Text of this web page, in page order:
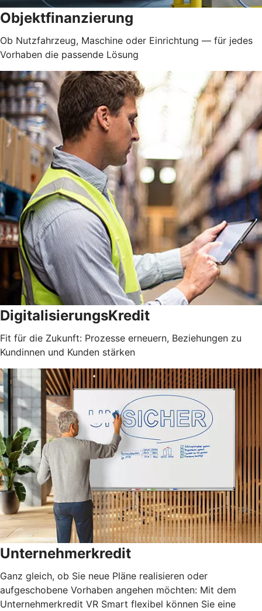
Objektfinanzierung
Ob Nutzfahrzeug, Maschine oder Einrichtung — für jedes
Vorhaben die passende Lösung
DigitalisierungsKredit
Fit für die Zukunft: Prozesse erneuern, Beziehungen zu
Kundinnen und Kunden stärken
Unternehmerkredit
Ganz gleich, ob Sie neue Pläne realisieren oder
aufgeschobene Vorhaben angehen möchten: Mit dem
Unternehmerkredit VR Smart flexibel können Sie eine